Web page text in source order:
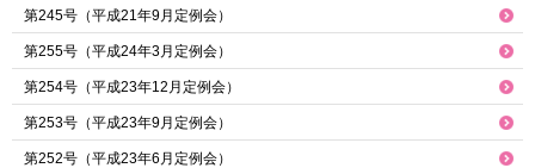
第245号（平成21年9月定例会）
第255号（平成24年3月定例会）
第254号（平成23年12月定例会）
第253号（平成23年9月定例会）
第252号（平成23年6月定例会）